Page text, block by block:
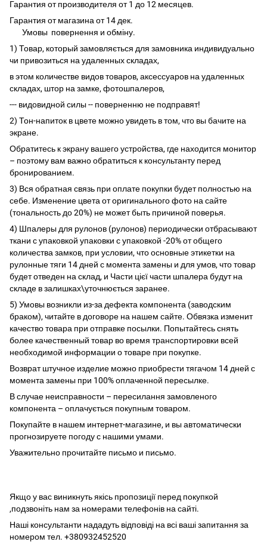
Гарантия от производителя от 1 до 12 месяцев.
Гарантия от магазина от 14 дек.
Умовы повернення и обміну.
1) Товар, который замовляється для замовника индивидуально
чи привозиться на удаленных складах,
в этом количестве видов товаров, аксессуаров на удаленных
складах, штор на замке, фотошпалеров,
--- видовидной силы -- поверненню не подправят!
2) Тон-напиток в цвете можно увидеть в том, что вы бачите на
экране.
Обратитесь к экрану вашего устройства, где находится монитор
– поэтому вам важно обратиться к консультанту перед
бронированием.
3) Вся обратная связь при оплате покупки будет полностью на
себе. Изменение цвета от оригинального фото на сайте
(тональность до 20%) не может быть причиной поверья.
4) Шпалеры для рулонов (рулонов) периодически отбрасывают
ткани с упаковкой упаковки с упаковкой -20% от общего
количества замков, при условии, что основные этикетки на
рулонные тяги 14 дней с момента замены и для умов, что товар
будет отведен на склад, и Части цієї части шпалера будут на
складе в залишках\уточнюється заранее.
5) Умовы возникли из-за дефекта компонента (заводским
браком), читайте в договоре на нашем сайте. Обвязка изменит
качество товара при отправке посылки. Попытайтесь снять
более качественный товар во время транспортировки всей
необходимой информации о товаре при покупке.
Возврат штучное изделие можно приобрести тягачом 14 дней с
момента замены при 100% оплаченной пересылке.
В случае неисправности – пересилання замовленого
компонента – оплачується покупным товаром.
Покупайте в нашем интернет-магазине, и вы автоматически
прогнозируете погоду с нашими умами.
Уважительно прочитайте письмо и письмо.
Якщо у вас виникнуть якісь пропозиції перед покупкой
,подзвоніть нам за номерами телефонів на сайті.
Наші консультанти нададуть відповіді на всі ваші запитання за
номером тел. +380932452520